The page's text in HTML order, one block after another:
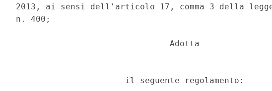
2013, ai sensi dell'articolo 17, comma 3 della
n. 400;
                               Adotta
                      il seguente regolamento: